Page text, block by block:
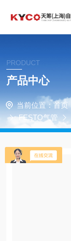
PRODUCT
产品中心
当前位置： 首页
FESTO气管
-DUO-BS